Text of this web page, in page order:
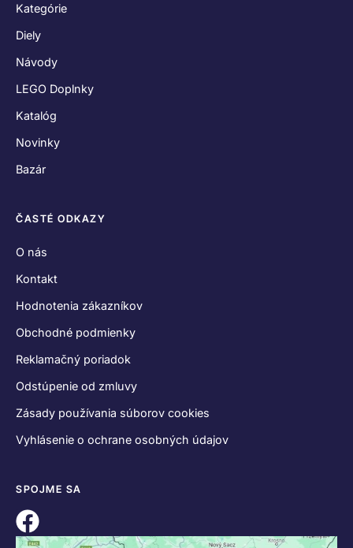
Kategórie
Diely
Návody
LEGO Doplnky
Katalóg
Novinky
Bazár
ČASTÉ ODKAZY
O nás
Kontakt
Hodnotenia zákazníkov
Obchodné podmienky
Reklamačný poriadok
Odstúpenie od zmluvy
Zásady používania súborov cookies
Vyhlásenie o ochrane osobných údajov
SPOJME SA